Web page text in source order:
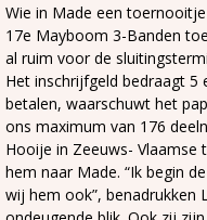
Wie in Made een
17e Mayboom 3-Banden
al ruim voor de
Het inschrijfgeld bedraagt
betalen, waarschuwt het
ons maximum van 176
Hooije in Zeeuws-
hem naar Made. “Ik begin
wij hem ook”, benadrukken